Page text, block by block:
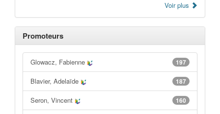
Voir plus
Promoteurs
197
Glowacz, Fabienne
187
Blavier, Adelaïde
160
Seron, Vincent